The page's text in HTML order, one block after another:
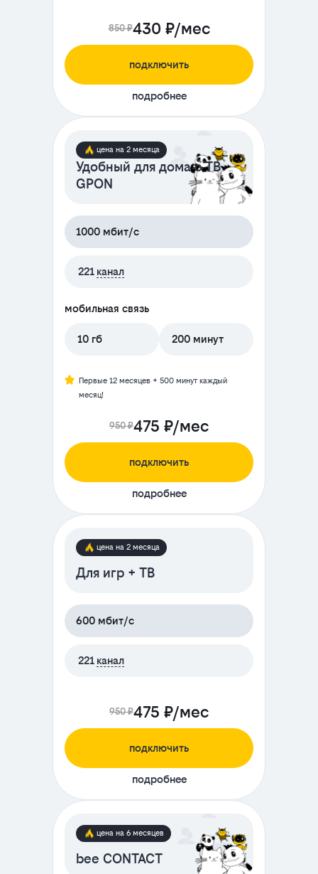
850 ₽430 ₽/мес
подключить
подробнее
цена на 2 месяца
Удобный для дома с ТВ
GPON
1000 мбит/с
221 канал
мобильная связь
10 гб 200 минут
Первые 12 месяцев + 500 минут каждый
месяц!
950 ₽475 ₽/мес
подключить
подробнее
цена на 2 месяца
Для игр + ТВ
600 мбит/с
221 канал
950 ₽475 ₽/мес
подключить
подробнее
цена на 6 месяцев
bee CONTACT